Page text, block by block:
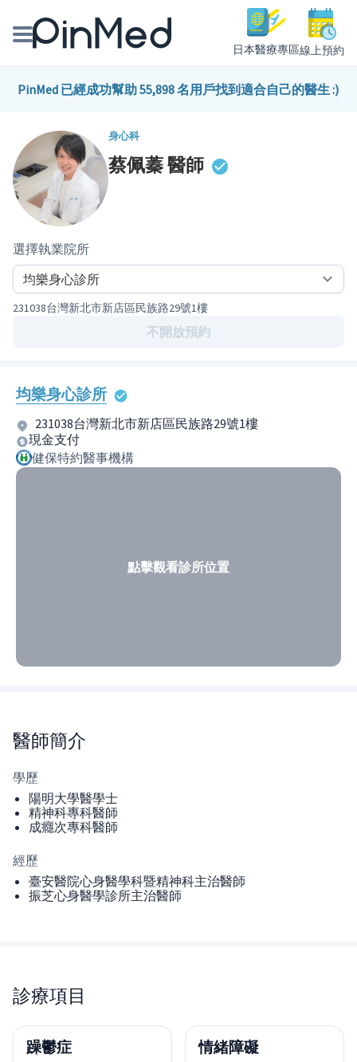
日本醫療專區線上預約
線上預約醫師、院所
醫師專欄專訪
健康主題館
PinMed 已經成功幫助 55,898 名用戶找到適合自己的醫生 :)
身心科
蔡佩蓁醫師
選擇執業院所
231038台灣新北市新店區民族路29號1樓
不開放預約
均樂身心診所
231038台灣新北市新店區民族路29號1樓
現金支付
健保特約醫事機構
點擊觀看診所位置
醫師簡介
學歷
陽明大學醫學士
精神科專科醫師
成癮次專科醫師
經歷
臺安醫院心身醫學科暨精神科主治醫師
振芝心身醫學診所主治醫師
診療項目
躁鬱症 情緒障礙